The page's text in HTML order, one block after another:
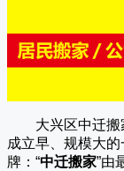
大兴区中迁搬
成立早、规模大
牌：“中迁搬家”由